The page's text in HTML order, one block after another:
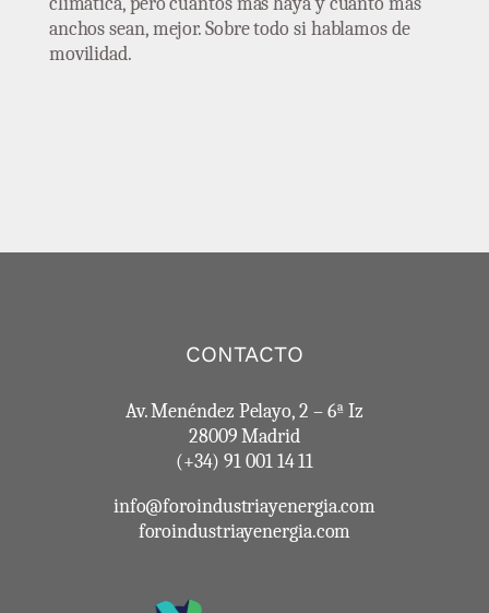
anchos sean, mejor. Sobre todo si hablamos de
movilidad.
CONTACTO
Av. Menéndez Pelayo, 2 – 6ª Iz
28009 Madrid
(+34) 91 001 14 11
info@foroindustriayenergia.com
foroindustriayenergia.com